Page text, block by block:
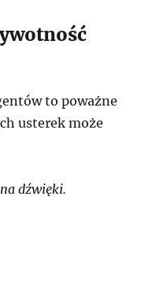
to poważne
usterek może
dźwięki.